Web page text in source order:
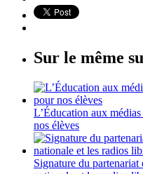
Sur le même
L’Éducation aux
nos élèves
Signature du